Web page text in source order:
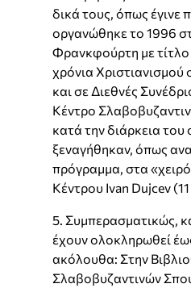
δικά τους, όπως έγινε
οργανώθηκε το 1996
Φρανκφούρτη με
χρόνια
και σε Διεθνές
Κέντρο
κατά την διάρκεια του
ξεναγήθηκαν, όπως
πρόγραμμα, στα
Κέντρου Ivan Dujcev
5. Συμπερασματικώς,
έχουν ολοκληρωθεί
ακόλουθα: Στην
Σλαβοβυζαντινών